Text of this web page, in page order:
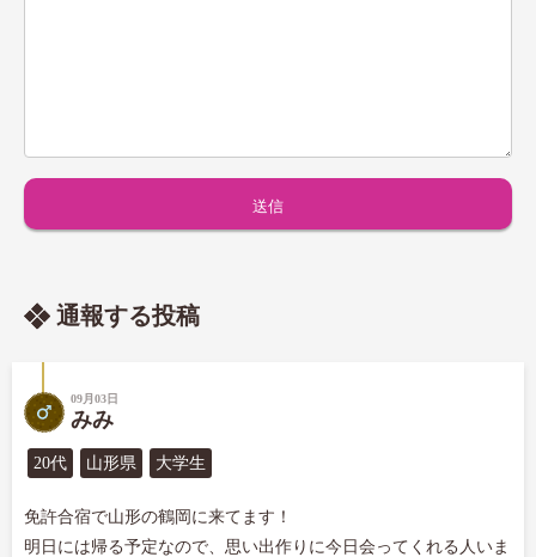
通報する投稿
09月03日
みみ
20代 山形県 大学生
免許合宿で山形の鶴岡に来てます！
明日には帰る予定なので、思い出作りに今日会ってくれる人いま